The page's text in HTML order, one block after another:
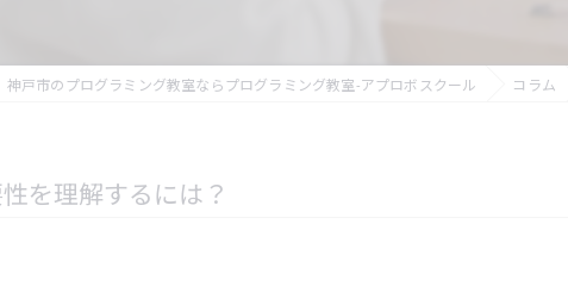
オンライン
神戸市のプログラミング教室ならプログラミング教室-アプロボスクール コラム
を理解するには？